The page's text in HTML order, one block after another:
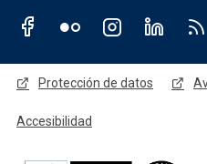
Redes sociales
Menú legal
Protección de datos
Accesibilidad